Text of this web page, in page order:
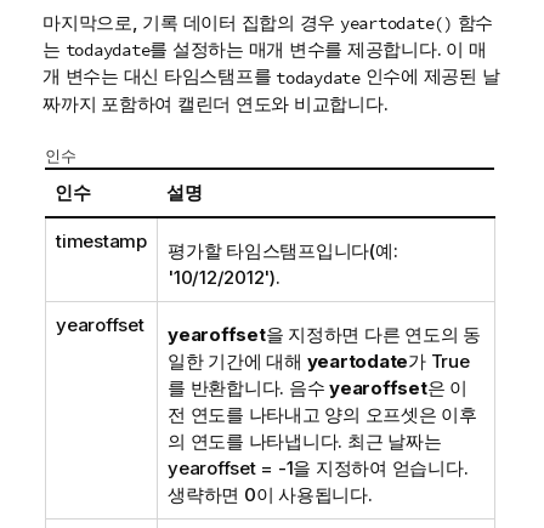
마지막으로, 기록 데이터 집합의 경우 yeartodate() 함수
는 todaydate를 설정하는 매개 변수를 제공합니다. 이 매
개 변수는 대신 타임스탬프를 todaydate인수에 제공된 날
짜까지 포함하여 캘린더 연도와 비교합니다.
인수
인수 설명
timestamp
평가할 타임스탬프입니다(예:
'10/12/2012').
yearoffset yearoffset을 지정하면 다른 연도의 동
일한 기간에 대해 yeartodate가 True
를 반환합니다. 음수 yearoffset은 이
전 연도를 나타내고 양의 오프셋은 이후
의 연도를 나타냅니다. 최근 날짜는
yearoffset = -1을 지정하여 얻습니다.
생략하면 0이 사용됩니다.